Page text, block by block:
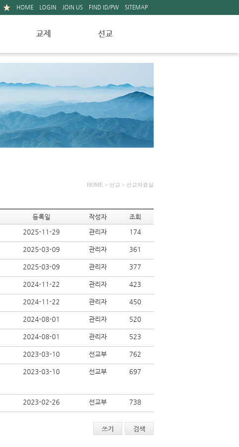
HOME LOGIN JOIN US FIND ID/PW SITEMAP
교제 선교
교회소식
주일주보
교회앨범
자유게시판
HOME > 선교 > 선교자료실
등록일 작성자
조회
2025-11-29 관리자 174
2025-03-09 관리자 361
2025-03-09 관리자 377
2024-11-22 관리자 423
2024-11-22 관리자 450
2024-08-01 관리자 520
2024-08-01 관리자 523
2023-03-10 선교부 762
2023-03-10 선교부 697
2023-02-26 선교부 738
검색
쓰기